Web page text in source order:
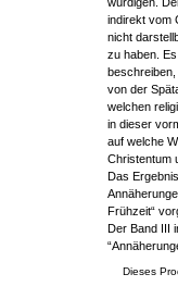
indirekt vom
nicht
zu haben.
von der
welchen
in dieser
auf welche
Christentum
Das
Frühzeit“
Der Band III
Dieses